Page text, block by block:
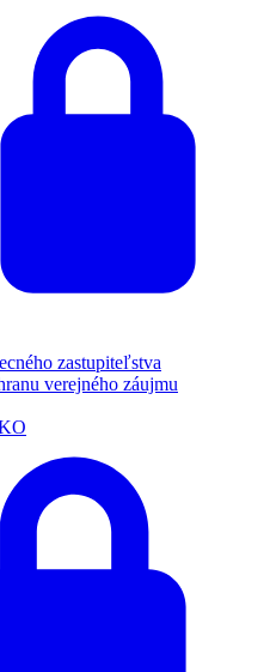
zastupiteľstva
verejného záujmu